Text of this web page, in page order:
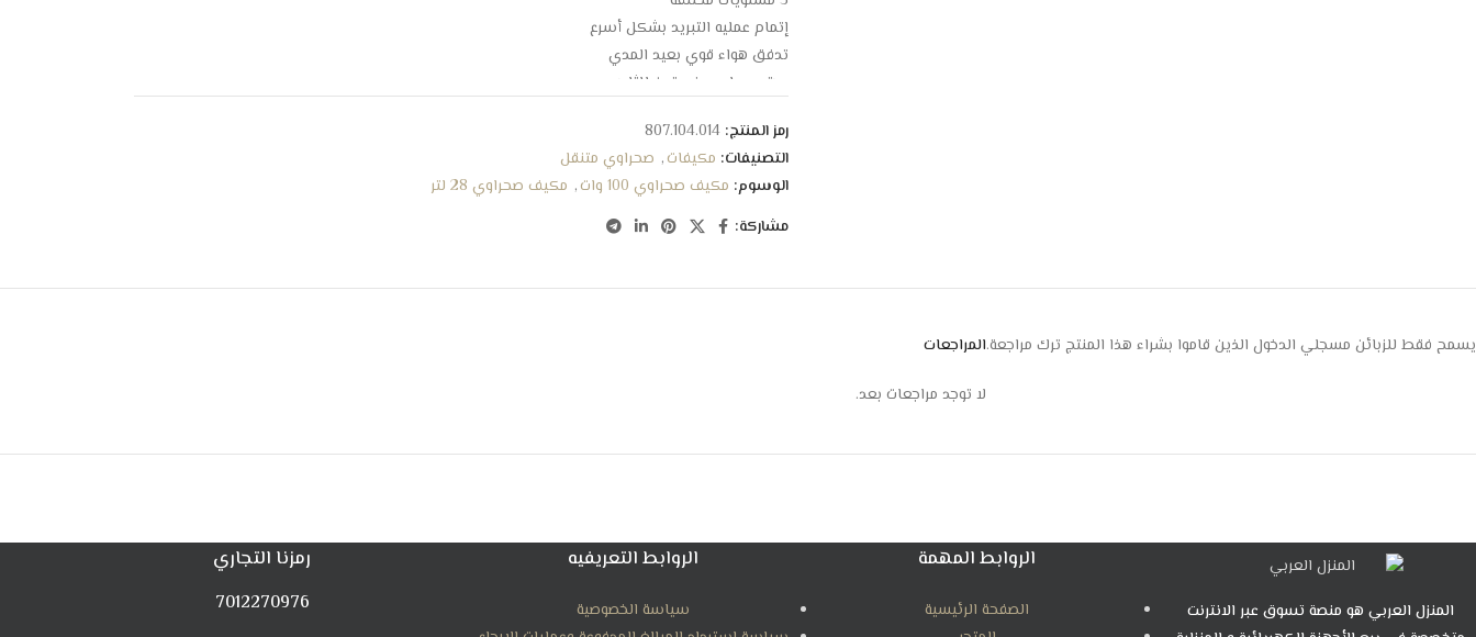
إتمام عمليه التبريد بشكل أسرع
تدفق هواء قوي بعيد المدي
يحتوي علي صندوقين للثلج
قاعدة بها عجلات لتحريكه بسهولة
تغطيه مساحه من ٢٠ الي ٢٥متر مكعب
تصميم أنيق وعصري
استهلاك موفر للطاقة
رمز المنتج: 807.104.014
التصنيفات: مكيفات, صحراوي متنقل
الوسوم: مكيف صحراوي 100 وات , مكيف صحراوي 28 لتر
مشاركة:
المراجعات
لا توجد مراجعات بعد.
يسمح فقط للزبائن مسجلي الدخول الذين قاموا بشراء هذا المنتج ترك مراجعة.
المنزل العربي هو منصة تسوق عبر الانترنت
الروابط المهمة
الصفحة الرئيسية
الروابط التعريفيه
سياسة الخصوصية
رمزنا التجاري
7012270976